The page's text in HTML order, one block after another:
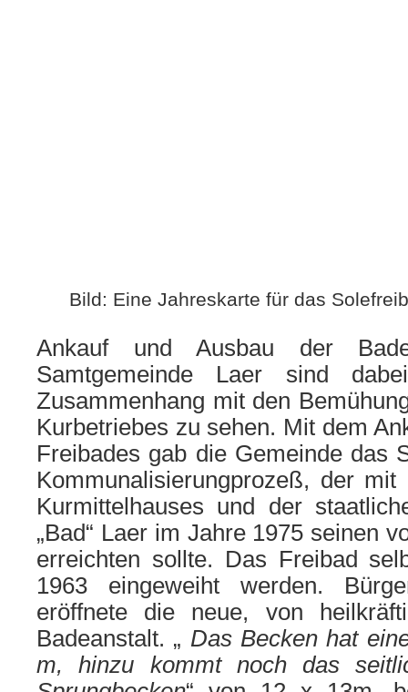
Bild: Eine Jahreskarte für das
Ankauf und Ausbau der
Samtgemeinde Laer sind
Zusammenhang mit den
Kurbetriebes zu sehen. Mit dem
Freibades gab die Gemeinde das
Kommunalisierungprozeß, der
Kurmittelhauses und der
„Bad“ Laer im Jahre 1975 seinen
erreichten sollte. Das Freibad
1963 eingeweiht werden.
eröffnete die neue, von
Badeanstalt. „ Das Becken hat
m, hinzu kommt noch das